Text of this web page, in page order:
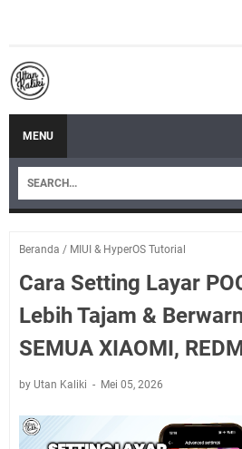
MENU
Beranda / MIUI & HyperOS Tutorial
Cara Setting Layar
Lebih Tajam &
SEMUA XIAOMI,
by Utan Kaliki Mei 05, 2026